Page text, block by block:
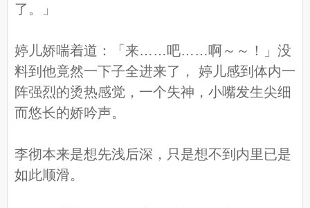
了。」
婷儿娇喘着道：「来……吧……啊～～！」没
料到他竟然一下子全进来了， 婷儿感到体内一
阵强烈的烫热感觉，一个失神，小嘴发生尖细
而悠长的娇吟声。
李彻本来是想先浅后深，只是想不到内里已是
如此顺滑。